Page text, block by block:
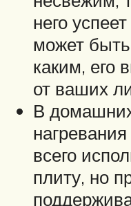
него
может
каким, его
от ваших
В
всего
плиту, но